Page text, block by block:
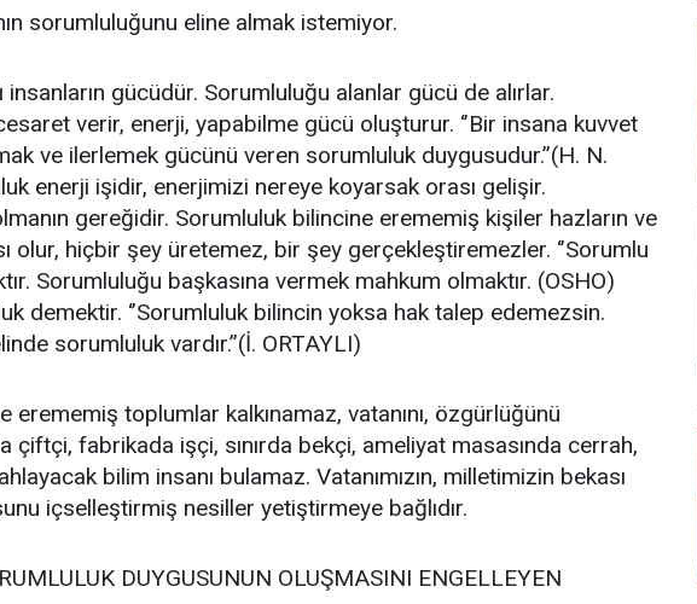
sorumluluğunu eline almak istemiyor.
insanların gücüdür. Sorumluluğu alanlar gücü de alırlar.
verir, enerji, yapabilme gücü oluşturur. ‘’Bir insana kuvvet
ve ilerlemek gücünü veren sorumluluk duygusudur.’’(H. N.
enerji işidir, enerjimizi nereye koyarsak orası gelişir.
gereğidir. Sorumluluk bilincine erememiş kişiler hazların ve
olur, hiçbir şey üretemez, bir şey gerçekleştiremezler. ‘’Sorumlu
Sorumluluğu başkasına vermek mahkum olmaktır. (OSHO)
demektir. ‘’Sorumluluk bilincin yoksa hak talep edemezsin.
sorumluluk vardır.’’(İ. ORTAYLI)
erememiş toplumlar kalkınamaz, vatanını, özgürlüğünü
çiftçi, fabrikada işçi, sınırda bekçi, ameliyat masasında cerrah,
bilim insanı bulamaz. Vatanımızın, milletimizin bekası
içselleştirmiş nesiller yetiştirmeye bağlıdır.
DUYGUSUNUN OLUŞMASINI ENGELLEYEN